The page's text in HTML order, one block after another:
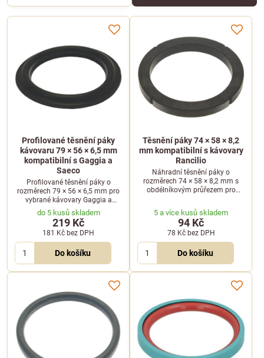
Profilované těsnění páky
kávovaru 79 × 56 × 6,5 mm
kompatibilní s Gaggia a
Saeco
Profilované těsnění páky o
rozměrech 79 × 56 × 6,5 mm pro
vybrané kávovary Gaggia a
Saeco. Zajišťuje perfektní těsnost
hlavy kávovaru při extrakci
espressa.
do 5 kusů skladem
219 Kč
181 Kč bez DPH
Do košíku
Těsnění páky 74 × 58 × 8,2
mm kompatibilní s kávovary
Rancilio
Náhradní těsnění páky o
rozměrech 74 × 58 × 8,2 mm s
obdélníkovým průřezem pro
klíčový díl zajišťuje dokonalou
těsnost hlavy kávovaru a je
kompatibilní se stroji značky
Rancilio.
5 a více kusů skladem
94 Kč
78 Kč bez DPH
Do košíku